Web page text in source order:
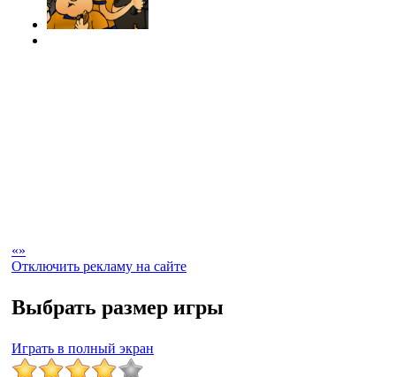
«»
Отключить рекламу на сайте
Выбрать размер игры
Играть в полный экран